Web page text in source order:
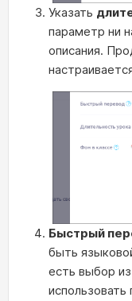
Указать
параметр ни
описания.
Быстрый
быть
есть выбор
использовать